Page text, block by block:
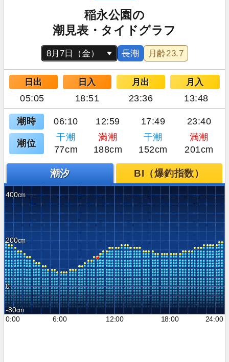
稲永公園の
潮見表・タイドグラフ
長潮 月齢23.7
日出 日入 月出 月入
05:05 18:51 23:36 13:48
潮時 06:10 12:59 17:49 23:40
潮位
干潮 満潮 干潮
満潮
77cm
188cm 152cm 201cm
潮汐 BI（爆釣指数）
400
200
0
-80
0:00
6:00 12:00 18:00 24:00